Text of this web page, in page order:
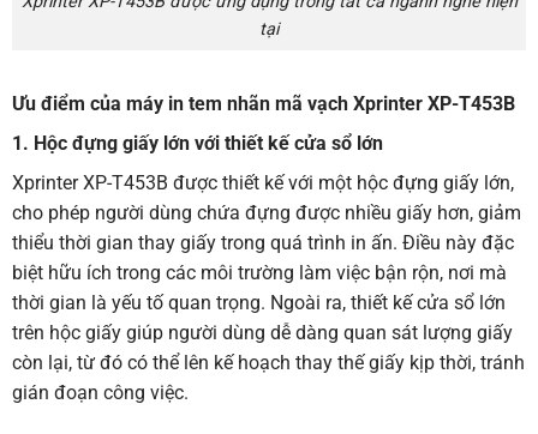
tại
Ưu điểm của máy in tem nhãn mã vạch Xprinter XP-T453B
1. Hộc đựng giấy lớn với thiết kế cửa sổ lớn
Xprinter XP-T453B được thiết kế với một hộc đựng giấy lớn,
cho phép người dùng chứa đựng được nhiều giấy hơn, giảm
thiểu thời gian thay giấy trong quá trình in ấn. Điều này đặc
biệt hữu ích trong các môi trường làm việc bận rộn, nơi mà
thời gian là yếu tố quan trọng. Ngoài ra, thiết kế cửa sổ lớn
trên hộc giấy giúp người dùng dễ dàng quan sát lượng giấy
còn lại, từ đó có thể lên kế hoạch thay thế giấy kịp thời, tránh
gián đoạn công việc.